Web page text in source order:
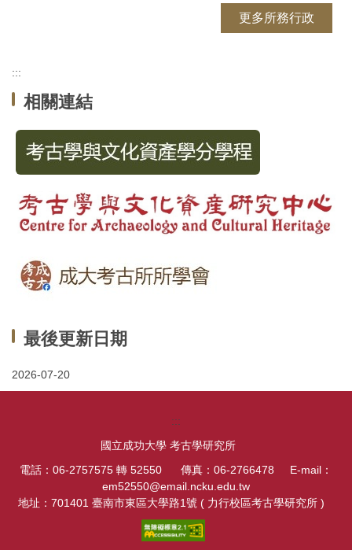
更多所務行政
:::
相關連結
最後更新日期
2026-07-20
:::
國立成功大學 考古學研究所
電話：06-2757575 轉 52550 傳真：06-2766478 E-mail：
em52550@email.ncku.edu.tw
地址：701401 臺南市東區大學路1號 ( 力行校區考古學研究所 )